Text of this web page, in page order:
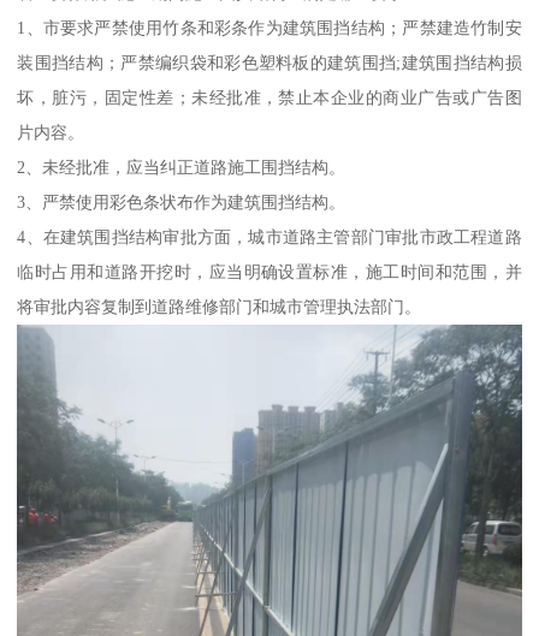
1、市要求严禁使用竹条和彩条作为建筑围挡结构；严禁建造竹制安
装围挡结构；严禁编织袋和彩色塑料板的建筑围挡;建筑围挡结构损
坏，脏污，固定性差；未经批准，禁止本企业的商业广告或广告图
片内容。
2、未经批准，应当纠正道路施工围挡结构。
3、严禁使用彩色条状布作为建筑围挡结构。
4、在建筑围挡结构审批方面，城市道路主管部门审批市政工程道路
临时占用和道路开挖时，应当明确设置标准，施工时间和范围，并
将审批内容复制到道路维修部门和城市管理执法部门。